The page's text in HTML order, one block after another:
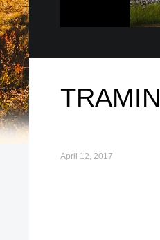
TRAMIN
April 12, 2017